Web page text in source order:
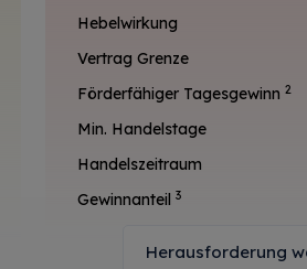
Hebelwirkung
Vertrag Grenze
Förderfähiger Tagesgewinn 2
Min. Handelstage
Handelszeitraum
Gewinnanteil 3
Herausforderung